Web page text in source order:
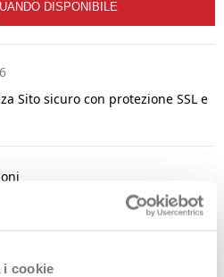
i cookie
DISPONIBILE
Sito sicuro con protezione SSL e